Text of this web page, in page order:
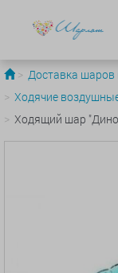
Доставка шаров
Ходячие
Ходящий шар